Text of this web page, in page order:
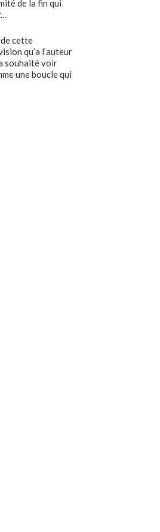
de la fin qui
cette
qu’a l’auteur
souhaité voir
une boucle qui